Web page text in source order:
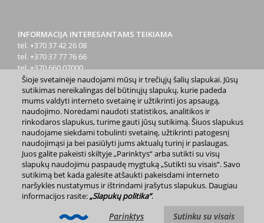
INFORMACIJA INTERESANTAMS TEIKIAMA
tel. +370 37 42 26 08
tel. +370 37 77 76 66
tel. +370 660 07000
el. p.info@kaunas.lt
2023 m. Kauno miesto savivaldybė. Kopijuoti ir platinti
www.kaunas.lt skelbiamą informaciją be autorių sutikimo draudžiama.
Svetainės žemėlapis »
Šioje svetainėje naudojami mūsų ir trečiųjų šalių slapukai. Jūsų
sutikimas nereikalingas dėl būtinųjų slapukų, kurie padeda
mums valdyti interneto svetainę ir užtikrinti jos apsaugą,
naudojimo. Norėdami naudoti statistikos, analitikos ir
rinkodaros slapukus, turime gauti jūsų sutikimą. Šiuos slapukus
naudojame siekdami tobulinti svetainę, užtikrinti patogesnį
naudojimąsi ja bei pasiūlyti jums aktualų turinį ir paslaugas.
Juos galite pakeisti skiltyje „Parinktys“ arba sutikti su visų
slapukų naudojimu paspaudę mygtuką „Sutikti su visais“. Savo
sutikimą bet kada galėsite atšaukti pakeisdami interneto
naršyklės nustatymus ir ištrindami įrašytus slapukus. Daugiau
informacijos rasite:„Slapukų politika“.
Parinktys Sutinku su visais